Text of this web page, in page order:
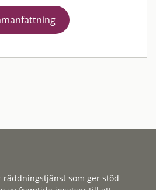
räddningstjänst som ger stöd